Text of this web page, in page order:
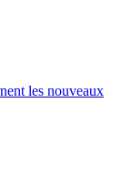
les nouveaux